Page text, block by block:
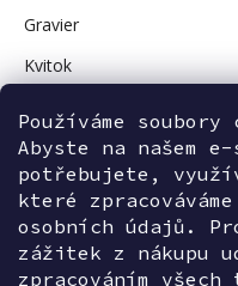
Používáme soubory
Abyste na našem
potřebujete,
které
osobních údajů.
zážitek z nákupu
zpracováním
Gravier
Kvitok
Avant Skincare
Sonnentor